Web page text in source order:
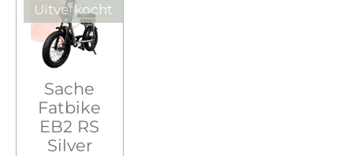
Uitverkocht
Sache
Fatbike
EB2 RS
Silver